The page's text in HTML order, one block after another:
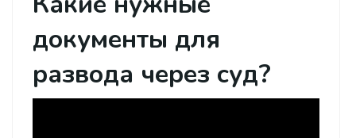
документы для
развода через суд?